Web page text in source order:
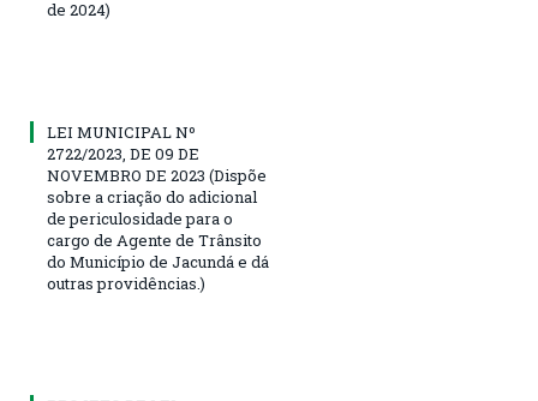
de 2024)
LEI MUNICIPAL Nº
2722/2023, DE 09 DE
NOVEMBRO DE 2023 (Dispõe
sobre a criação do adicional
de periculosidade para o
cargo de Agente de Trânsito
do Município de Jacundá e dá
outras providências.)